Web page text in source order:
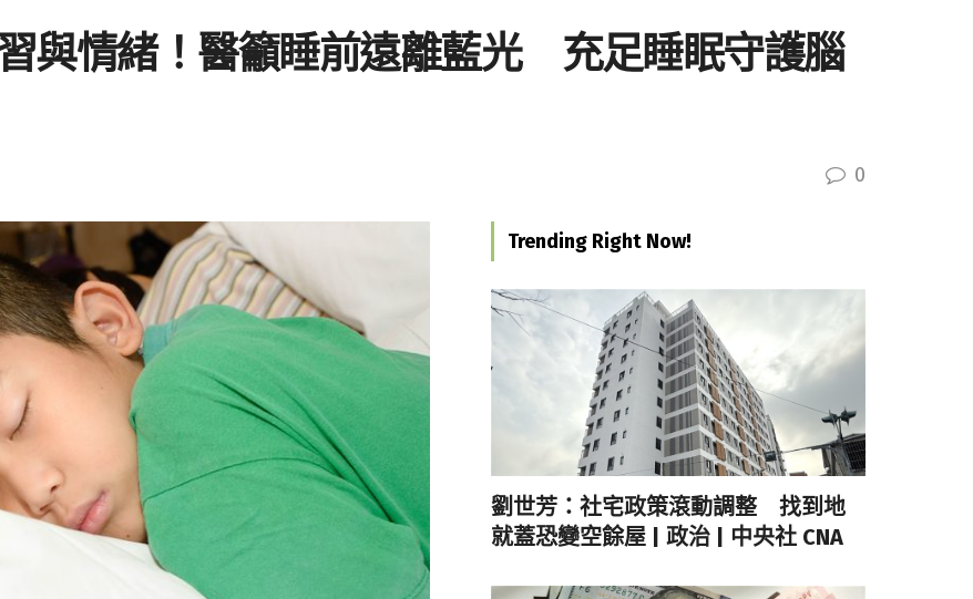
與情緒！醫籲睡前遠離藍光 充足睡眠守護腦
0
Trending Right Now!
劉世芳：社宅政策滾動調整 找到地
就蓋恐變空餘屋 | 政治 | 中央社 CNA